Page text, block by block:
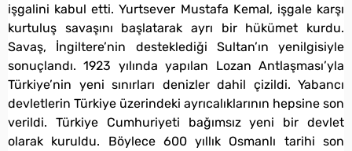
işgalini kabul etti. Yurtsever Mustafa Kemal, işgale karşı
kurtuluş savaşını başlatarak ayrı bir hükümet kurdu.
Savaş, İngiltere’nin desteklediği Sultan’ın yenilgisiyle
sonuçlandı. 1923 yılında yapılan Lozan Antlaşması’yla
Türkiye’nin yeni sınırları denizler dahil çizildi. Yabancı
devletlerin Türkiye üzerindeki ayrıcalıklarının hepsine son
verildi. Türkiye Cumhuriyeti bağımsız yeni bir devlet
olarak kuruldu. Böylece 600 yıllık Osmanlı tarihi son